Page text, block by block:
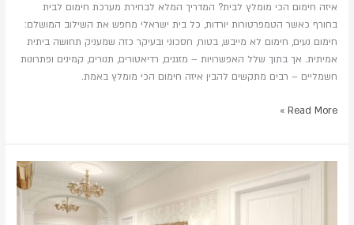
איזה חימום הכי מומלץ לבית? המדריך המלא לבחירת מערכת חימום לבית
בחורף כאשר הטמפרטורות יורדות, כל בית ישראלי מחפש את השילוב המושלם:
חימום נעים, חימום לא מייבש, בטוח, חסכוני ובעיקר כזה שמעניק תחושה ביתית
אמיתית. אך בתוך שלל האפשרויות – מזגנים, רדיאטורים, תנורים, קמינים ופתרונות
חשמליים – רבים מתקשים להבין איזה חימום הכי מומלץ באמת.
Read More »